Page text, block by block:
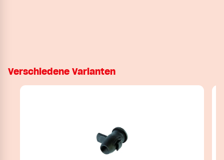
Verschiedene Varianten